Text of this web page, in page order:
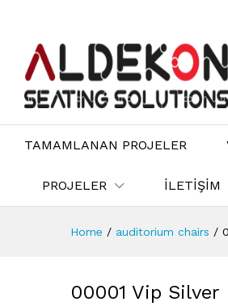
TAMAMLANAN PROJELER
PROJELER İLETİŞİM
Home / auditorium chairs /
00001 Vip